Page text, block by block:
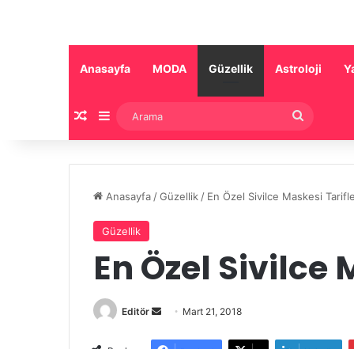
Anasayfa MODA Güzellik Astroloji
Rastgele Makale
Kenar Bölmesi
Anasayfa /Güzellik / En Özel Sivilce Maskesi
Güzellik
En Özel Sivilce
Editör
Bir
Mart 21, 2018